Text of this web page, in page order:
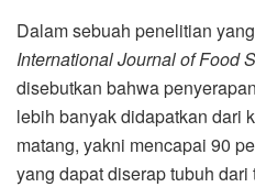
Dalam sebuah penelitian
International Journal of Food
disebutkan bahwa
lebih banyak didapatkan dari
matang, yakni mencapai 90
yang dapat diserap tubuh